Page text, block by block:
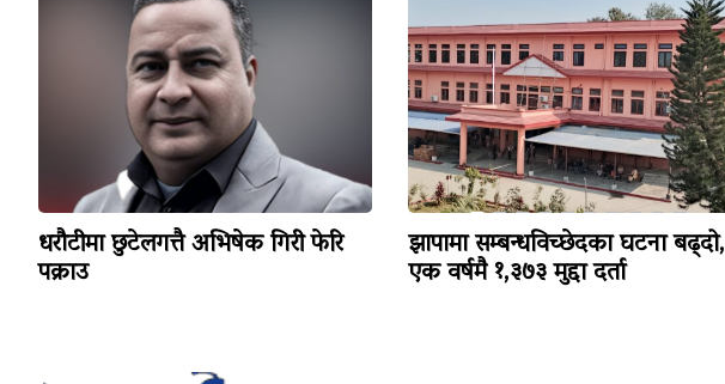
धरौटीमा छुटेलगत्तै अभिषेक गिरी फेरि
पक्राउ
झापामा सम्बन्धविच्छेदका घटना बढ्दो,
एक वर्षमै १,३७३ मुद्दा दर्ता